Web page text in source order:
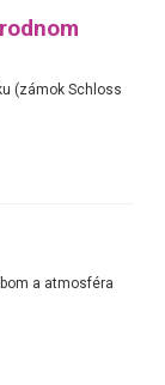
(zámok Schloss
a atmosféra